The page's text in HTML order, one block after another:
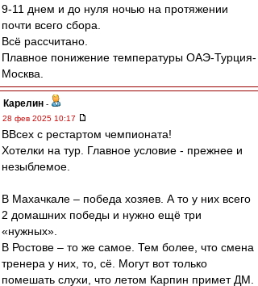
9-11 днем и до нуля ночью на протяжении
почти всего сбора.
Всё рассчитано.
Плавное понижение температуры ОАЭ-Турция-
Москва.
Карелин -
28 фев 2025 10:17
ВВсех с рестартом чемпионата!
Хотелки на тур. Главное условие - прежнее и
незыблемое.
В Махачкале – победа хозяев. А то у них всего
2 домашних победы и нужно ещё три
«нужных».
В Ростове – то же самое. Тем более, что смена
тренера у них, то, сё. Могут вот только
помешать слухи, что летом Карпин примет ДМ.